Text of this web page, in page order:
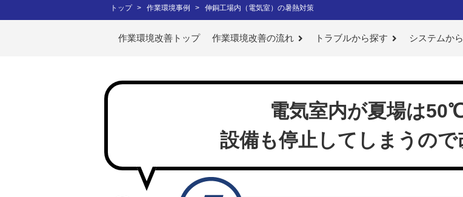
トップ 作業環境事例 伸銅工場内（電気室）の暑熱対策
作業環境改善トップ 作業環境改善の流れ トラブルから探す システムか
電気室内が夏場は
設備も停止してしまうので